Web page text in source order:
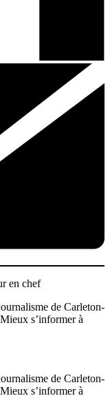
en chef
de Carleton-
s’informer à
de Carleton-
s’informer à